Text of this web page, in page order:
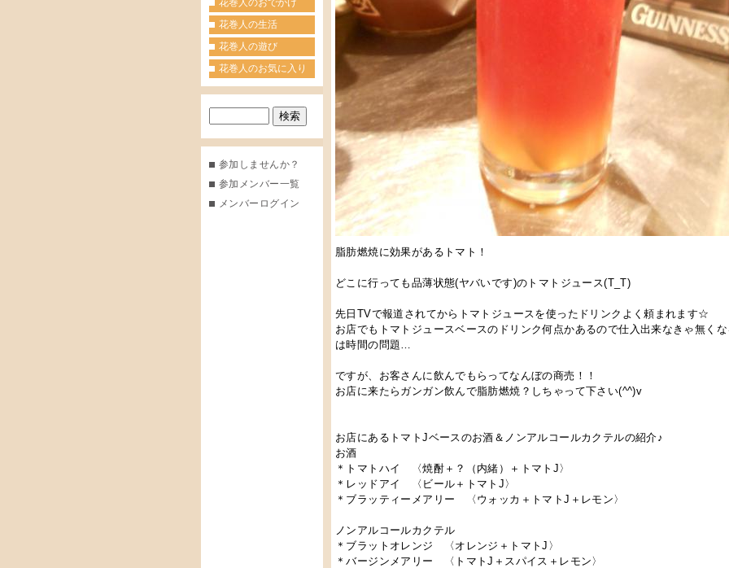
花巻人のおでかけ
花巻人の生活
花巻人の遊び
花巻人のお気に入り
参加しませんか？
参加メンバー一覧
メンバーログイン
脂肪燃焼に効果があるトマト！
どこに行っても品薄状態(ヤバいです)のトマトジュース(T_T)
先日TVで報道されてからトマトジュースを使ったドリンクよく頼まれます☆
お店でもトマトジュースベースのドリンク何点かあるので仕入出来なきゃ無くな
は時間の問題…
ですが、お客さんに飲んでもらってなんぼの商売！！
お店に来たらガンガン飲んで脂肪燃焼？しちゃって下さい(^^)v
お店にあるトマトJベースのお酒＆ノンアルコールカクテルの紹介♪
お酒
＊トマトハイ 〈焼酎＋？（内緒）＋トマトJ〉
＊レッドアイ 〈ビール＋トマトJ〉
＊ブラッティーメアリー 〈ウォッカ＋トマトJ＋レモン〉
ノンアルコールカクテル
＊ブラットオレンジ 〈オレンジ＋トマトJ〉
＊バージンメアリー 〈トマトJ＋スパイス＋レモン〉